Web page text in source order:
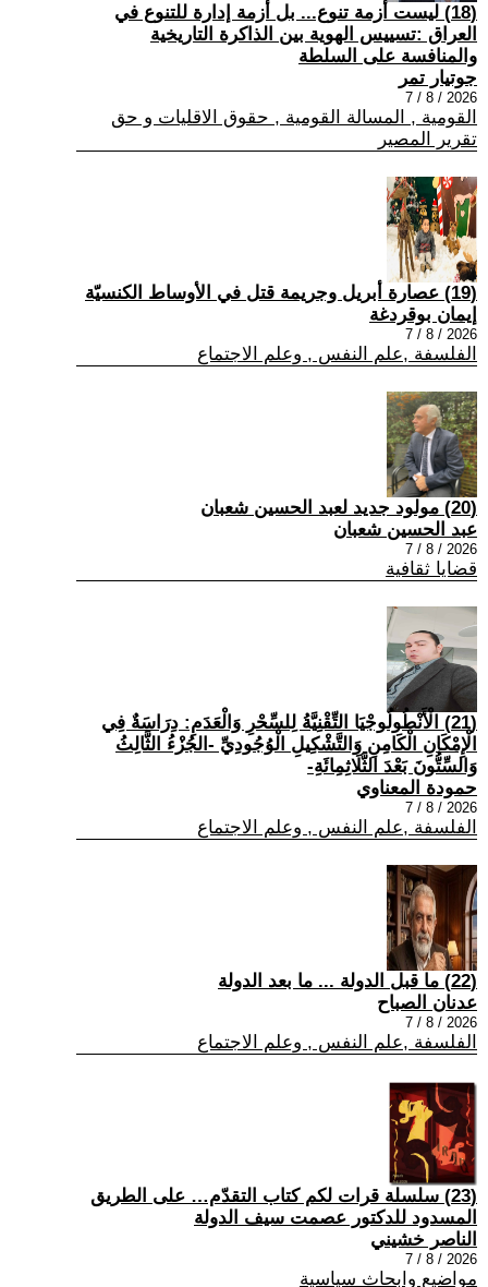
(18) ليست أزمة تنوع... بل أزمة إدارة للتنوع في
العراق :تسييس الهوية بين الذاكرة التاريخية
والمنافسة على السلطة
جوتيار تمر
2026 / 8 / 7
القومية , المسالة القومية , حقوق الاقليات و حق
تقرير المصير
(19) عصارة أبريل وجريمة قتل في الأوساط الكنسيّة
إيمان بوقردغة
2026 / 8 / 7
الفلسفة ,علم النفس , وعلم الاجتماع
(20) مولود جديد لعبد الحسين شعبان
عبد الحسين شعبان
2026 / 8 / 7
قضايا ثقافية
(21) الْأَنْطُولُوجْيَا التِّقْنِيَّةُ لِلسِّحْرِ وَالْعَدَمِ: دِرَاسَةٌ فِي
الْإِمْكَانِ الْكَامِنِ وَالتَّشْكِيلِ الْوُجُودِيِّ -الجُزْءُ الثَّالِثُ
وَالسِّتُّونَ بَعْدَ الثَّلَاثِمِائَةِ-
حمودة المعناوي
2026 / 8 / 7
الفلسفة ,علم النفس , وعلم الاجتماع
(22) ما قبل الدولة ... ما بعد الدولة
عدنان الصباح
2026 / 8 / 7
الفلسفة ,علم النفس , وعلم الاجتماع
(23) سلسلة قرات لكم كتاب التقدّم… على الطريق
المسدود للدكتور عصمت سيف الدولة
الناصر خشيني
2026 / 8 / 7
مواضيع وابحاث سياسية